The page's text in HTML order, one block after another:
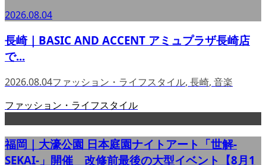
2026.08.04
長崎｜BASIC AND ACCENT アミュプラザ長崎店
で...
2026.08.04ファッション・ライフスタイル, 長崎, 音楽
ファッション・ライフスタイル
福岡｜大濠公園 日本庭園ナイトアート「世解-
SEKAI-」開催 改修前最後の大型イベント【8月1